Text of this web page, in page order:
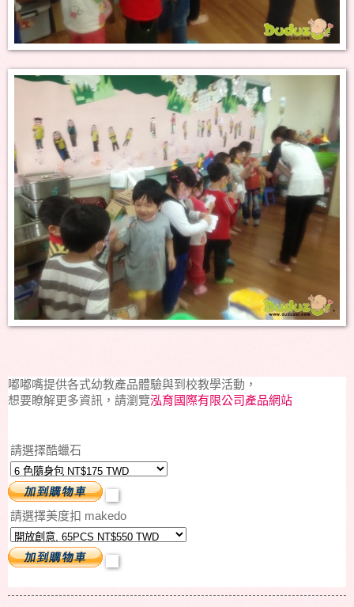
嘟嘟嘴提供各式幼教產品體驗與到校教學活動，
想要瞭解更多資訊， 請瀏覽泓育國際有限公司產品網站
請選擇酷蠟石
請選擇美度扣 makedo